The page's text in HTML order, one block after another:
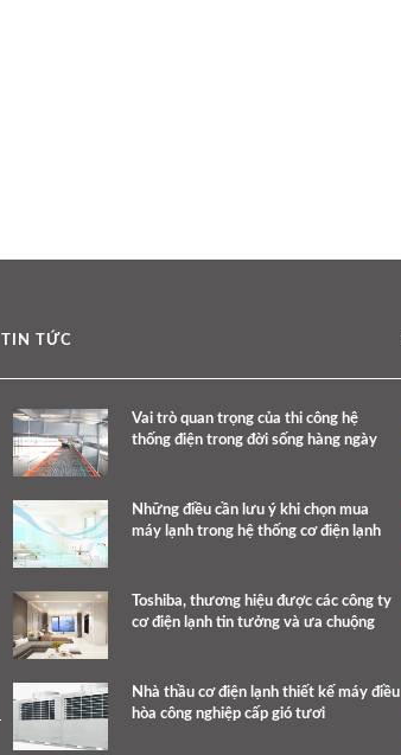
TIN TỨC
Vai trò quan trọng của thi công hệ
thống điện trong đời sống hàng ngày
Những điều cần lưu ý khi chọn mua
máy lạnh trong hệ thống cơ điện lạnh
Toshiba, thương hiệu được các công ty
cơ điện lạnh tin tưởng và ưa chuộng
Nhà thầu cơ điện lạnh thiết kế máy điều
hòa công nghiệp cấp gió tươi